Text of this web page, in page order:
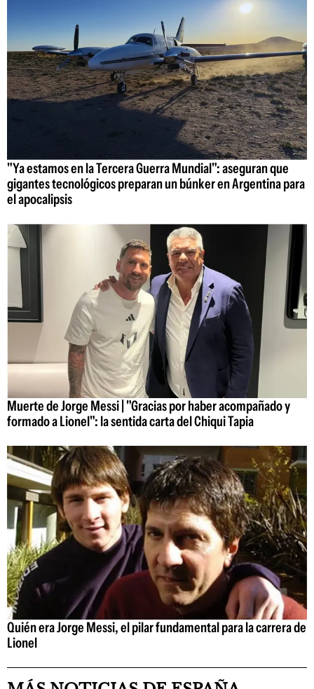
"Ya estamos en la Tercera Guerra Mundial": aseguran que
gigantes tecnológicos preparan un búnker en Argentina para
el apocalipsis
Muerte de Jorge Messi | "Gracias por haber acompañado y
formado a Lionel": la sentida carta del Chiqui Tapia
Quién era Jorge Messi, el pilar fundamental para la carrera de
Lionel